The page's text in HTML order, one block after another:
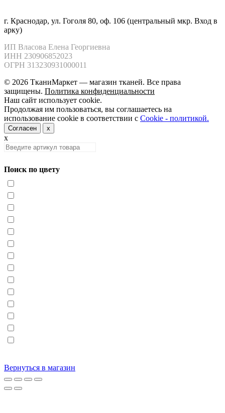
г. Краснодар, ул. Гоголя 80, оф. 106 (центральный мкр. Вход в
арку)
ИП Власова Елена Георгиевна
ИНН 230906852023
ОГРН 313230931000011
© 2026 ТканиМаркет — магазин тканей. Все права
защищены. Политика конфиденциальности
Наш сайт использует cookie.
Продолжая им пользоваться, вы соглашаетесь на
использование cookie в соответствии с Cookie - политикой.
Согласен x
x
Поиск по цвету
Вернуться в магазин